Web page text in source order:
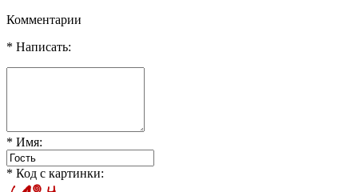
Комментарии
* Написать:
* Имя:
* Код с картинки: